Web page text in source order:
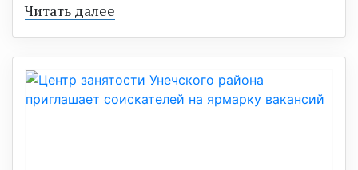
Читать далее